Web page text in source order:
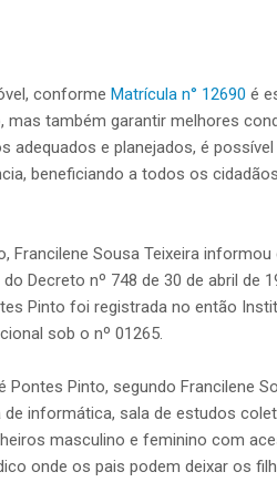
conforme Matrícula n° 12690 é
mas também garantir melhores
adequados e planejados, é
beneficiando a todos os
Francilene Sousa Teixeira
Decreto nº 748 de 30 de abril de
Pinto foi registrada no então
sob o nº 01265.
Pontes Pinto, segundo Francilene
informática, sala de estudos
masculino e feminino com
onde os pais podem deixar os